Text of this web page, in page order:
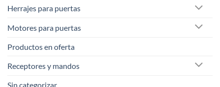
Herrajes para puertas
Motores para puertas
Productos en oferta
Receptores y mandos
Sin categorizar